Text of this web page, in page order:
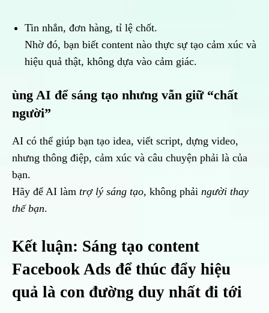
Tin nhắn, đơn hàng, tỉ lệ chốt.
Nhờ đó, bạn biết content nào thực sự tạo cảm xúc và
hiệu quả thật, không dựa vào cảm giác.
ùng AI để sáng tạo nhưng vẫn giữ “chất
người”
AI có thể giúp bạn tạo idea, viết script, dựng video,
nhưng thông điệp, cảm xúc và câu chuyện phải là của
bạn.
Hãy để AI làm trợ lý sáng tạo, không phải người thay
thế bạn.
Kết luận: Sáng tạo content
Facebook Ads để thúc đẩy hiệu
quả là con đường duy nhất đi tới